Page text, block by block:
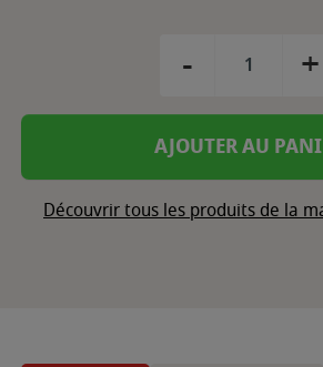
- +
AJOUTER AU
Découvrir tous les produits de la